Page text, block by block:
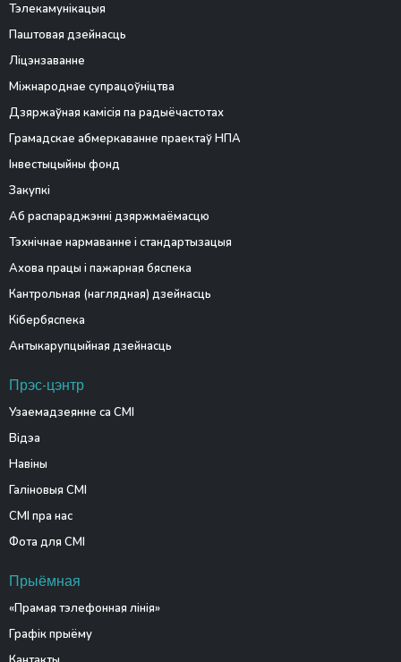
Тэлекамунікацыя
Паштовая дзейнасць
Ліцэнзаванне
Міжнароднае супрацоўніцтва
Дзяржаўная камісія па радыёчастотах
Грамадскае абмеркаванне праектаў НПА
Інвестыцыйны фонд
Закупкі
Аб распараджэнні дзяржмаёмасцю
Тэхнічнае нармаванне і стандартызацыя
Ахова працы і пажарная бяспека
Кантрольная (наглядная) дзейнасць
Кібербяспека
Антыкарупцыйная дзейнасць
Прэс-цэнтр
Узаемадзеянне са СМІ
Відэа
Навіны
Галіновыя СМІ
СМІ пра нас
Фота для СМІ
Прыёмная
«Прамая тэлефонная лінія»
Графік прыёму